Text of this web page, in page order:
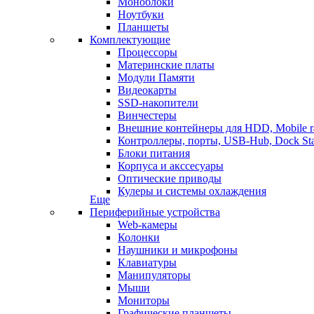
Ноутбуки
Планшеты
Комплектующие
Процессоры
Материнские платы
Модули Памяти
Видеокарты
SSD-накопители
Винчестеры
Внешние контейнеры для HDD, Mobile
Контроллеры, порты, USB-Hub, Dock
Блоки питания
Корпуса и акссесуары
Оптические приводы
Кулеры и системы охлаждения
Еще
Периферийные устройства
Web-камеры
Колонки
Наушники и микрофоны
Клавиатуры
Манипуляторы
Мыши
Мониторы